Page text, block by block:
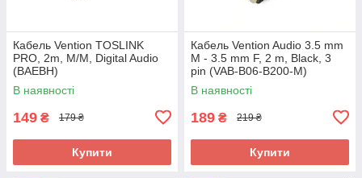
Кабель Vention TOSLINK
PRO, 2m, M/M, Digital Audio
(BAEBH)
В наявності
149 ₴ 179 ₴
Купити
Кабель Vention Audio 3.5 mm
M - 3.5 mm F, 2 m, Black, 3
pin (VAB-B06-B200-M)
В наявності
189 ₴ 219 ₴
Купити